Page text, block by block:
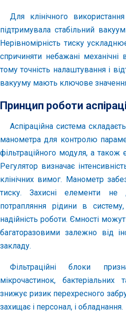
Для клінічного
підтримувала стабільний
Нерівномірність тиску
спричиняти небажані
тому точність налаштування і
вакууму мають ключове
Принцип роботи
Аспіраційна система
манометра для контролю
фільтраційного модуля, а також
Регулятор визначає
клінічних вимог. Манометр
тиску. Захисні елементи не
потрапляння рідини в
надійність роботи. Ємності
багаторазовими залежно від
закладу.
Фільтраційні блоки
мікрочастинок,
знижує ризик перехресного
захищає і персонал, і обладнання.